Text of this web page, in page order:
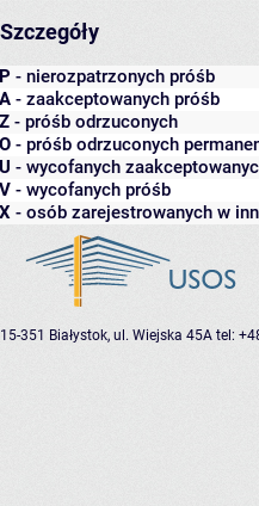
Szczegóły
P - nierozpatrzonych próśb
A - zaakceptowanych próśb
Z - próśb odrzuconych
O - próśb odrzuconych
U - wycofanych
V - wycofanych próśb
X - osób zarejestrowanych w
15-351 Białystok, ul. Wiejska 45A tel: